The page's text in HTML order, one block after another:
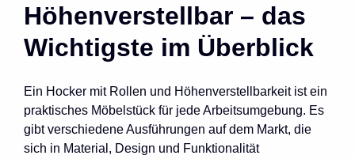
Höhenverstellbar – das
Wichtigste im Überblick
Ein Hocker mit Rollen und Höhenverstellbarkeit ist ein
praktisches Möbelstück für jede Arbeitsumgebung. Es
gibt verschiedene Ausführungen auf dem Markt, die
sich in Material, Design und Funktionalität